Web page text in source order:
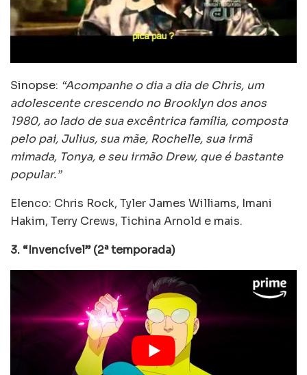
Sinopse: “Acompanhe o dia a dia de Chris, um
adolescente crescendo no Brooklyn dos anos
1980, ao lado de sua excêntrica família, composta
pelo pai, Julius, sua mãe, Rochelle, sua irmã
mimada, Tonya, e seu irmão Drew, que é bastante
popular.”
Elenco: Chris Rock, Tyler James Williams, Imani
Hakim, Terry Crews, Tichina Arnold e mais.
3. “Invencível” (2ª temporada)